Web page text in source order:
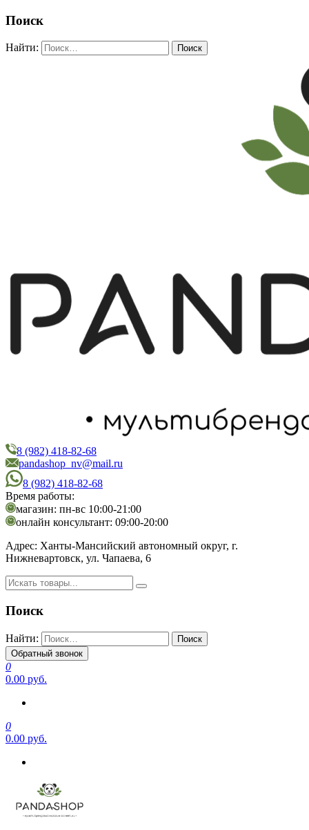
Поиск
Найти:
PandaShop
Интернет-магазин косметики
8 (982) 418-82-68
pandashop_nv@mail.ru
8 (982) 418-82-68
Время работы:
магазин: пн-вс 10:00-21:00
онлайн консультант: 09:00-20:00
Адрес: Ханты-Мансийский автономный округ, г.
Нижневартовск, ул. Чапаева, 6
Поиск
Найти:
Обратный звонок
0
0.00 руб.
0
0.00 руб.